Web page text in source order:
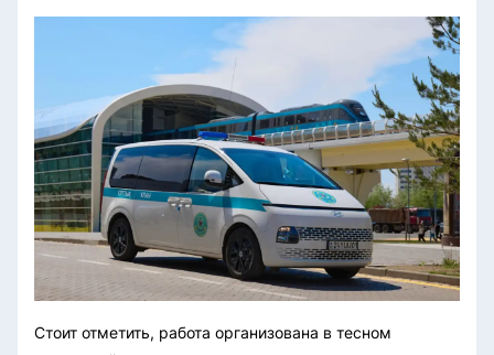
Стоит отметить, работа организована в тесном